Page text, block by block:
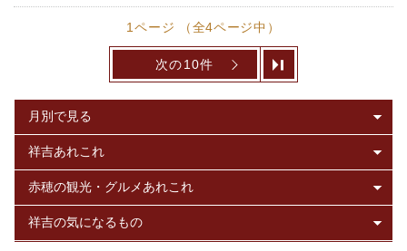
1ページ （全4ページ中）
次の10件